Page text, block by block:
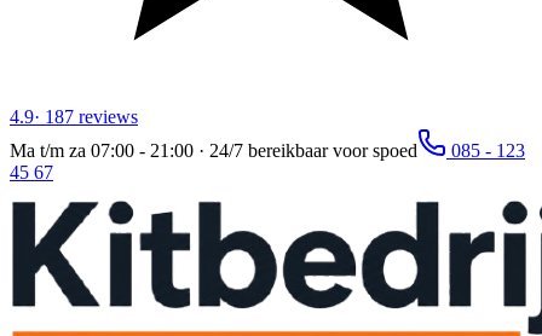
4.9· 187 reviews
Ma t/m za 07:00 - 21:00 · 24/7 bereikbaar voor spoed
085 - 123
45 67